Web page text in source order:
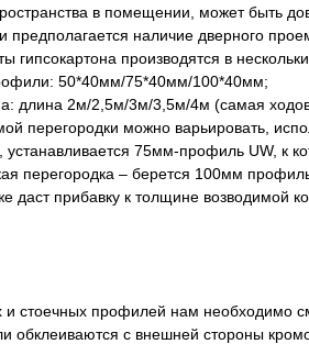
в помещении, может быть
предполагается наличие дверного
гипсокартона производятся в
перегородки можно варьировать,
75мм-профиль UW, к
перегородка – берется 100мм
даст прибавку к толщине возводимой
стоечных профилей нам необходимо
обклеиваются с внешней стороны